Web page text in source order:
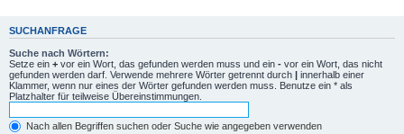
SUCHANFRAGE
Suche nach Wörtern:
Setze ein + vor ein Wort, das gefunden werden muss und ein - vor ein Wort, das nicht
gefunden werden darf. Verwende mehrere Wörter getrennt durch | innerhalb einer
Klammer, wenn nur eines der Wörter gefunden werden muss. Benutze ein * als
Platzhalter für teilweise Übereinstimmungen.
Nach allen Begriffen suchen oder Suche wie angegeben verwenden